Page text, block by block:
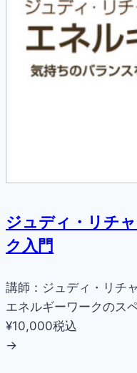
ジュディ・リチ
ク入門
講師：ジュディ・リチ
エネルギーワークのス
¥10,000税込
→